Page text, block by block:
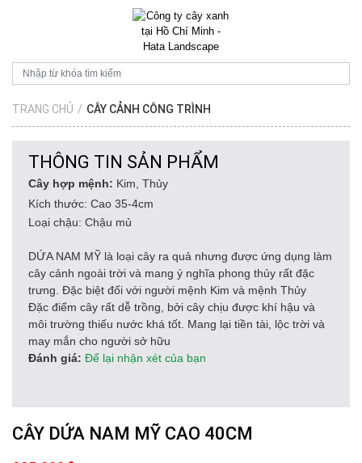
TRANG CHỦ / CÂY CẢNH CÔNG TRÌNH
THÔNG TIN SẢN PHẨM
Cây hợp mệnh: Kim, Thủy
Kích thước: Cao 35-4cm
Loại chậu: Chậu mủ
DỨA NAM MỸ là loại cây ra quả nhưng được ứng dụng làm
cây cảnh ngoài trời và mang ý nghĩa phong thủy rất đặc
trưng. Đặc biệt đối với người mệnh Kim và mệnh Thủy
Đặc điểm cây rất dễ trồng, bởi cây chịu được khí hậu và
môi trường thiếu nước khá tốt. Mang lại tiền tài, lộc trời và
may mắn cho người sở hữu
Đánh giá: Để lại nhận xét của bạn
CÂY DỨA NAM MỸ CAO 40CM